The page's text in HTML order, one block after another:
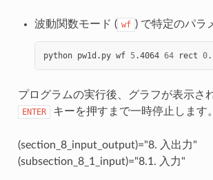
波動関数モード ( wf ) で特定のパラ
python pw1d.py wf 5.4064 64 rect 0
プログラムの実行後、グラフが表示さ
ENTER キーを押すまで一時停止します。
(section_8_input_output)="8. 入出力"
(subsection_8_1_input)="8.1. 入力"